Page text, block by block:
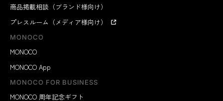
商品掲載相談（ブランド様向け）
プレスルーム（メディア様向け）
MONOCO
MONOCO
MONOCO App
MONOCO FOR BUSINESS
MONOCO 周年記念ギフト